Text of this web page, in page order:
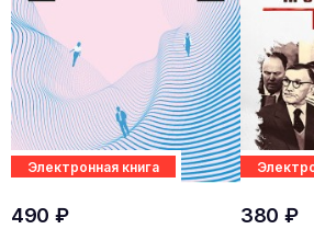
Электронная книга
490 ₽ 380 ₽